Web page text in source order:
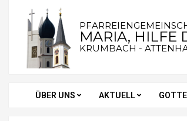
content
MARIA, HILFE
KRUMBACH -
Secondary
ÜBER UNS AKTUELL